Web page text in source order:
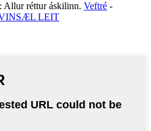
Allur réttur áskilinn. Veftré -
LEIT